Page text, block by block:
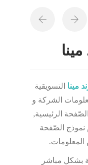
مينا التسويقية
الشركة و
الرئيسية,
نموذج الصّفحة
بشكل مباشر